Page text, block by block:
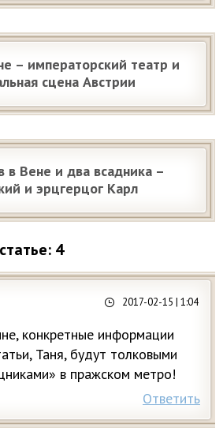
– императорский театр и
сцена Австрии
в Вене и два всадника –
и эрцгерцог Карл
4
2017-02-15 | 1:04
конкретные информации
Таня, будут толковыми
в пражском метро!
Ответить